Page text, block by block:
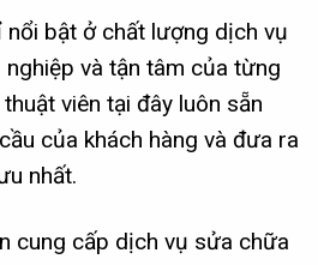
nổi bật ở chất lượng dịch vụ
và tận tâm của từng
viên tại đây luôn sẵn
của khách hàng và đưa ra
nhất.
cung cấp dịch vụ sửa chữa